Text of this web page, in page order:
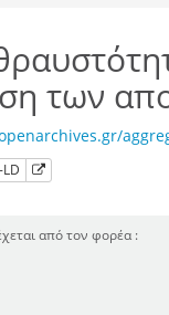
των
LD
από τον φορέα :